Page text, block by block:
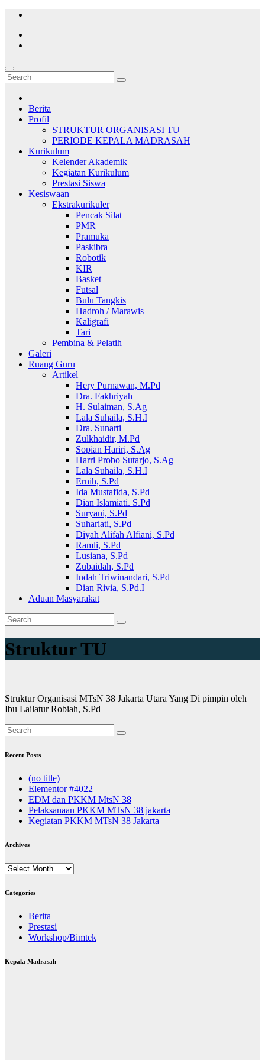
Skip
content
Berita
Profil
STRUKTUR ORGANISASI TU
PERIODE KEPALA MADRASAH
Kurikulum
Kelender Akademik
Kegiatan Kurikulum
Prestasi Siswa
Kesiswaan
Ekstrakurikuler
Pencak Silat
PMR
Pramuka
Paskibra
Robotik
KIR
Basket
Futsal
Bulu Tangkis
Hadroh / Marawis
Kaligrafi
Tari
Pembina & Pelatih
Galeri
Ruang Guru
Artikel
Hery Purnawan, M.Pd
Dra. Fakhriyah
H. Sulaiman, S.Ag
Lala Suhaila, S.H.I
Dra. Sunarti
Zulkhaidir, M.Pd
Sopian Hariri, S.Ag
Harri Probo Sutarjo, S.Ag
Lala Suhaila, S.H.I
Ernih, S.Pd
Ida Mustafida, S.Pd
Dian Islamiati. S.Pd
Suryani, S.Pd
Suhariati, S.Pd
Diyah Alifah Alfiani, S.Pd
Ramli, S.Pd
Lusiana, S.Pd
Zubaidah, S.Pd
Indah Triwinandari, S.Pd
Dian Rivia, S.Pd.I
Aduan Masyarakat
Struktur TU
Struktur Organisasi MTsN 38 Jakarta Utara Yang Di pimpin oleh
Ibu Lailatur Robiah, S.Pd
Recent Posts
(no title)
Elementor #4022
EDM dan PKKM MtsN 38
Pelaksanaan PKKM MTsN 38 jakarta
Kegiatan PKKM MTsN 38 Jakarta
Archives
Archives
Categories
Berita
Prestasi
Workshop/Bimtek
Kepala Madrasah